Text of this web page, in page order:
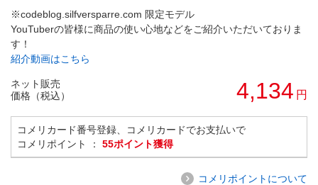
※codeblog.silfversparre.com 限定モデル
YouTuberの皆様に商品の使い心地などをご紹介いただいておりま
す！
紹介動画はこちら
ネット販売
価格（税込）
4,134 円
コメリカード番号登録、コメリカードでお支払いで
コメリポイント ： 55ポイント獲得
コメリポイントについて